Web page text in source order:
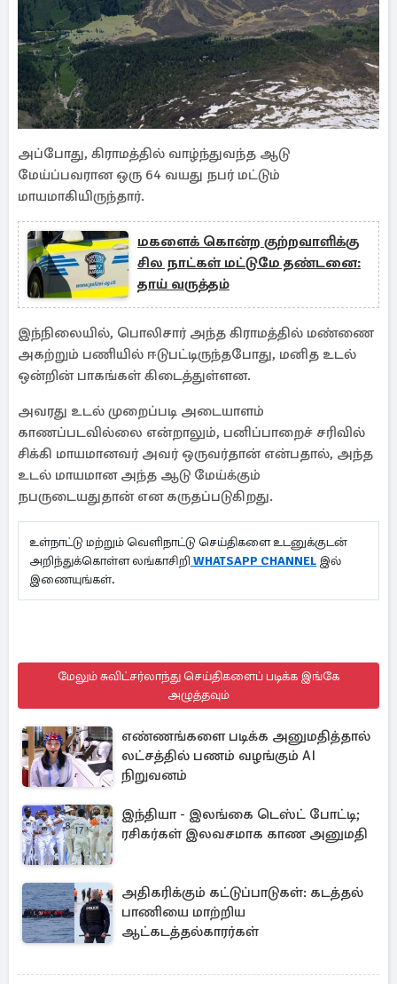
அப்போது, கிராமத்தில் வாழ்ந்துவந்த ஆடு
மேய்ப்பவரான ஒரு 64 வயது நபர் மட்டும்
மாயமாகியிருந்தார்.
மகளைக் கொன்ற குற்றவாளிக்கு
சில நாட்கள் மட்டுமே தண்டனை:
தாய் வருத்தம்
இந்நிலையில், பொலிசார் அந்த கிராமத்தில் மண்ணை
அகற்றும் பணியில் ஈடுபட்டிருந்தபோது, மனித உடல்
ஒன்றின் பாகங்கள் கிடைத்துள்ளன.
அவரது உடல் முறைப்படி அடையாளம்
காணப்படவில்லை என்றாலும், பனிப்பாறைச் சரிவில்
சிக்கி மாயமானவர் அவர் ஒருவர்தான் என்பதால், அந்த
உடல் மாயமான அந்த ஆடு மேய்க்கும்
நபருடையதுதான் என கருதப்படுகிறது.
உள்நாட்டு மற்றும் வெளிநாட்டு செய்திகளை உடனுக்குடன்
அறிந்துக்கொள்ள லங்காசிறி WHATSAPP CHANNEL இல்
இணையுங்கள்.
மேலும் சுவிட்சர்லாந்து செய்திகளைப் படிக்க இங்கே
அழுத்தவும்
எண்ணங்களை படிக்க அனுமதித்தால்
லட்சத்தில் பணம் வழங்கும் AI
நிறுவனம்
இந்தியா - இலங்கை டெஸ்ட் போட்டி;
ரசிகர்கள் இலவசமாக காண அனுமதி
அதிகரிக்கும் கட்டுப்பாடுகள்: கடத்தல்
பாணியை மாற்றிய
ஆட்கடத்தல்காரர்கள்